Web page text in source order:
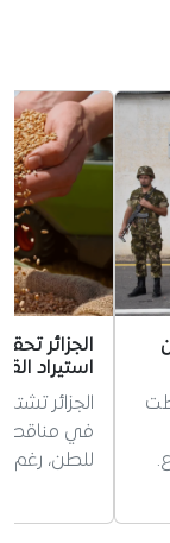
الجزائر
استيراد
للطن، رغم